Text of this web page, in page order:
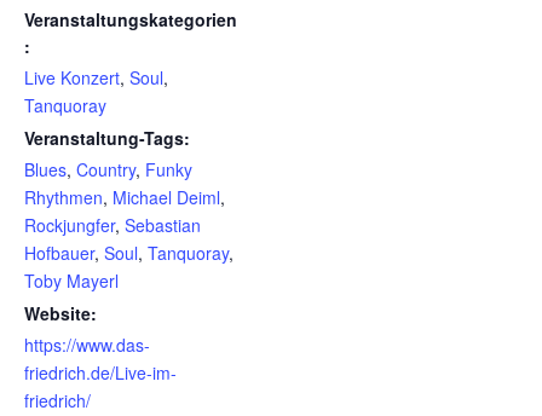
Veranstaltungskategorien
:
Live Konzert, Soul,
Tanquoray
Veranstaltung-Tags:
Blues, Country, Funky
Rhythmen, Michael Deiml,
Rockjungfer, Sebastian
Hofbauer, Soul, Tanquoray,
Toby Mayerl
Website:
https://www.das-
friedrich.de/Live-im-
friedrich/